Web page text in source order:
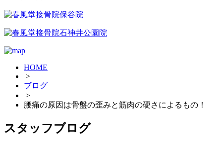
HOME
>
ブログ
>
腰痛の原因は骨盤の歪みと筋肉の硬さによるもの！
スタッフブログ